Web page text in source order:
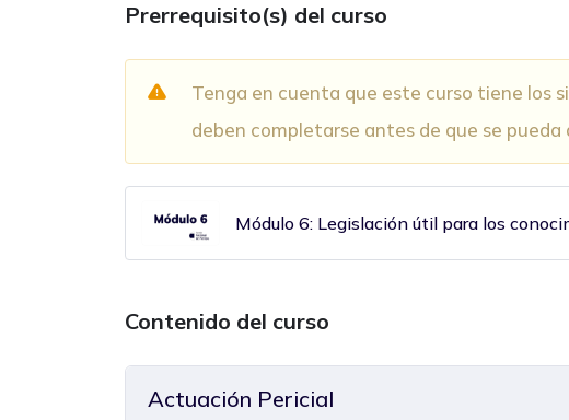
Prerrequisito(s) del curso
Tenga en cuenta que este curso tiene los
deben completarse antes de que se pueda
Módulo 6: Legislación útil para los
Contenido del curso
Actuación Pericial